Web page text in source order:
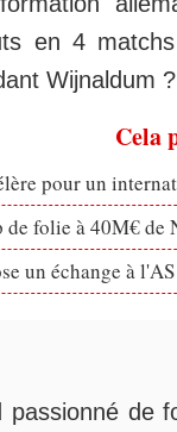
en 4
Wijnaldum ?
Cela
pour un
folie à 40M€ de
un échange à
passionné de